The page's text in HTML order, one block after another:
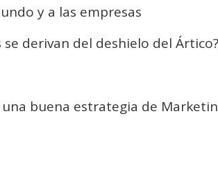
y a las empresas
se derivan del deshielo del Ártico?
una buena estrategia de